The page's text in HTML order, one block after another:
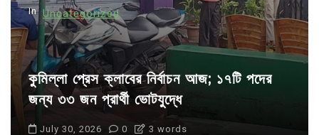
In Uncategorized
কুমিল্লা প্রেস ক্লাবের নির্বাচন আজ; ১৭টি পদের
জন্য ৩৩ জন প্রার্থী ভোটযুদ্ধে
July 30, 2026 0 3 words